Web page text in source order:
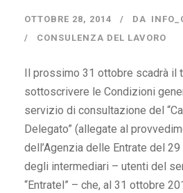
OTTOBRE 28, 2014 DA
CONSULENZA DEL LAVORO
Il prossimo 31 ottobre scadrà il
sottoscrivere le Condizioni
servizio di consultazione del
Delegato” (allegate al
dell’Agenzia delle Entrate del
degli intermediari – utenti del
“Entratel” – che, al 31 ottobre